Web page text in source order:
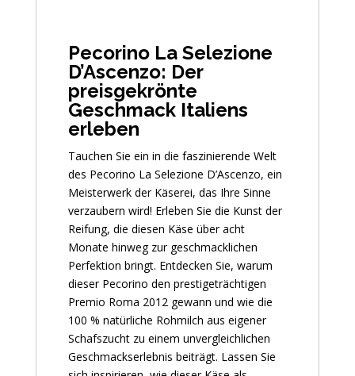
Pecorino La Selezione
D’Ascenzo: Der
preisgekrönte
Geschmack Italiens
erleben
Tauchen Sie ein in die faszinierende Welt
des Pecorino La Selezione D’Ascenzo, ein
Meisterwerk der Käserei, das Ihre Sinne
verzaubern wird! Erleben Sie die Kunst der
Reifung, die diesen Käse über acht
Monate hinweg zur geschmacklichen
Perfektion bringt. Entdecken Sie, warum
dieser Pecorino den prestigeträchtigen
Premio Roma 2012 gewann und wie die
100 % natürliche Rohmilch aus eigener
Schafszucht zu einem unvergleichlichen
Geschmackserlebnis beiträgt. Lassen Sie